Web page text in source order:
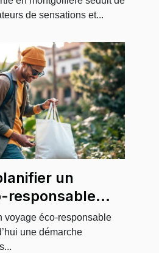
de sensations et...
un
responsable
son impact
voyage éco-responsable
une démarche